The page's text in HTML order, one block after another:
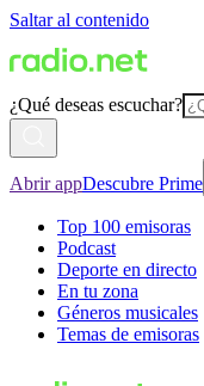
Saltar al contenido
¿Qué deseas escuchar?
Abrir appDescubre Prime
Top 100 emisoras
Podcast
Deporte en directo
En tu zona
Géneros musicales
Temas de emisoras